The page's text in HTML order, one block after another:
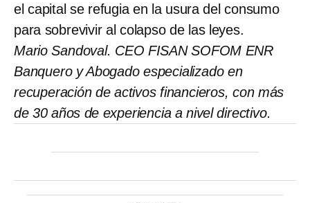
el capital se refugia en la usura del consumo
para sobrevivir al colapso de las leyes.
Mario Sandoval. CEO FISAN SOFOM ENR
Banquero y Abogado especializado en
recuperación de activos financieros, con más
de 30 años de experiencia a nivel directivo.